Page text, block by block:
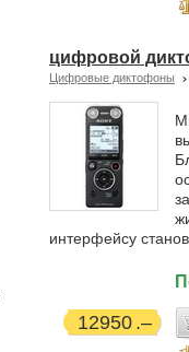
цифровой
Цифровые диктофоны
интерфейсу
12950